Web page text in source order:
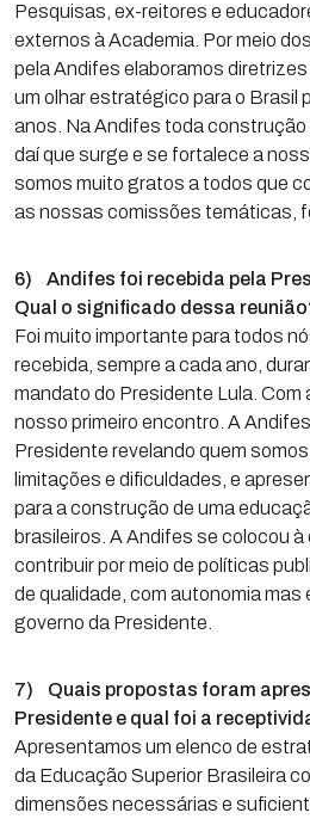
Pesquisas, ex-reitores e
externos à Academia. Por meio
pela Andifes elaboramos
um olhar estratégico para o Brasil
anos. Na Andifes toda construção
daí que surge e se fortalece a
somos muito gratos a todos que
as nossas comissões temáticas,
6) Andifes foi recebida pela
Qual o significado dessa
Foi muito importante para todos
recebida, sempre a cada ano,
mandato do Presidente Lula. Com
nosso primeiro encontro. A
Presidente revelando quem
limitações e dificuldades, e
para a construção de uma
brasileiros. A Andifes se colocou
contribuir por meio de políticas
de qualidade, com autonomia mas
governo da Presidente.
7) Quais propostas foram
Presidente e qual foi a
Apresentamos um elenco de
da Educação Superior Brasileira
dimensões necessárias e